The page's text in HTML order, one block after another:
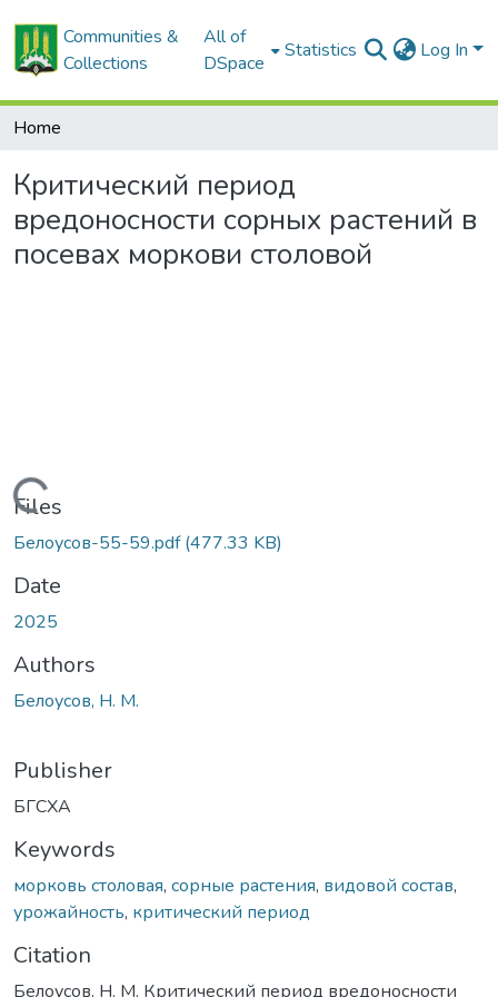
Communities &
Collections
All of
DSpace
Statistics Log In
Home
Критический период
вредоносности сорных растений в
посевах моркови столовой
Loading...
Files
Белоусов-55-59.pdf(477.33 KB)
Date
2025
Authors
Белоусов, Н. М.
Publisher
БГСХА
Keywords
морковь столовая, сорные растения, видовой состав,
урожайность, критический период
Citation
Белоусов, Н. М. Критический период вредоносности